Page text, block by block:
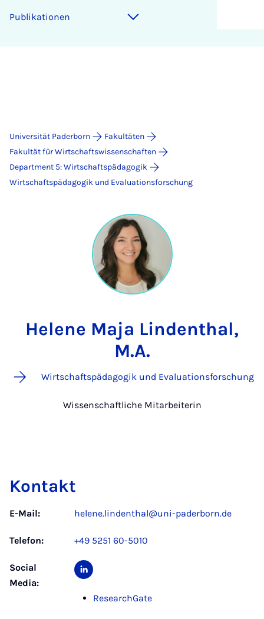
Publikationen
Universität Paderborn
Fakultäten
Fakultät für Wirtschaftswissenschaften
Department 5: Wirtschaftspädagogik
Wirtschaftspädagogik und Evaluationsforschung
Helene Maja Lindenthal,
M.A.
Wirtschaftspädagogik und Evaluationsforschung
Wissenschaftliche Mitarbeiterin
Kontakt
E-Mail: helene.lindenthal@uni-paderborn.de
Telefon: +49 5251 60-5010
Social
Media:
ResearchGate